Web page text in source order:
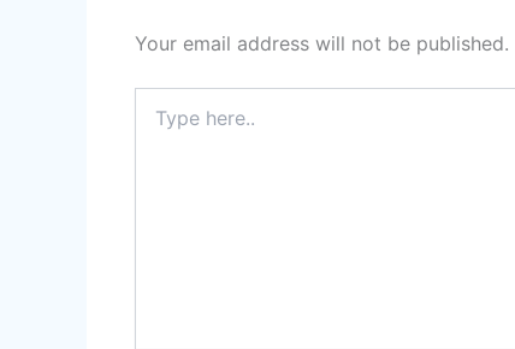
Your email address will not be published.
here..